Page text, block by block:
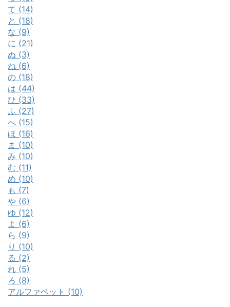
て (14)
と (18)
な (9)
に (21)
ぬ (3)
ね (6)
の (18)
は (44)
ひ (33)
ふ (27)
へ (15)
ほ (16)
ま (10)
み (10)
む (11)
め (10)
も (7)
や (6)
ゆ (12)
よ (6)
ら (9)
り (10)
る (2)
れ (5)
ろ (8)
アルファベット (10)